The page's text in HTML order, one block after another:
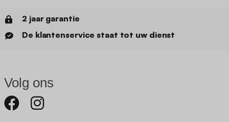
2 jaar garantie
De klantenservice staat tot uw dienst
Volg ons